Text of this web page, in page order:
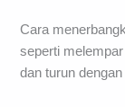
Cara
seperti
dan turun